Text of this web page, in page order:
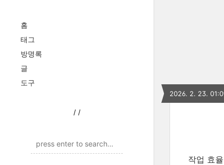
홈
태그
방명록
글
도구
/ /
2026. 2. 23.
작업 효